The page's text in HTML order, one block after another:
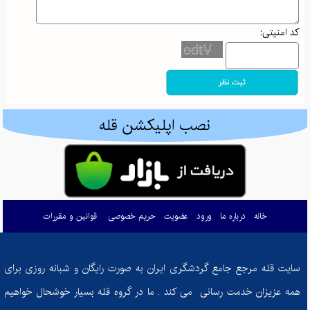
والدین هلیکوپتری و اثرات آن بر رشد خودمختاری
جذاب‌ترین مقاصد پاییزی ایران: از جادوی جنگل‌های شمال تا آرامش کویرهای بکر
پاییز در کوهستان: راهنمای کامل برای آمادگی و تجهیزات ضروری کوهنوردی
ادموند هیلاری: تسخیرکننده اورست و نماد اراده بشری
گم شدن در طبیعت: راهنمای بقا و بازگشت ایمن در کوه و جنگل
کوله‌پشتی‌های کوهنوردی: راهنمای انتخاب هوشمندانه برای صعود به قله‌های موفقیت
چطور زندگی‌تان را تحت کنترل درآورید: معرفی کتاب "ذهن حواس جمع"
مرداب دیوک؛ نگینی پنهان در دل جنگل‌های سرسبز کلاردشت
از تصمیم تا دستاورد: چگونه در مسیر تناسب اندام ثابت‌قدم بمانیم؟
کد امنیتی:
نصب اپلیکشن قله
خانه درباره ما ورود عضویت حریم خصوصی قوانین و مقررات
سایت قله مرجع جامع گردشگری ایران به صورت رایگان و شبانه روزی برای
همه عزیزان خدمت رسانی می کند . ما در گروه قله بسیار خوشحال خواهیم